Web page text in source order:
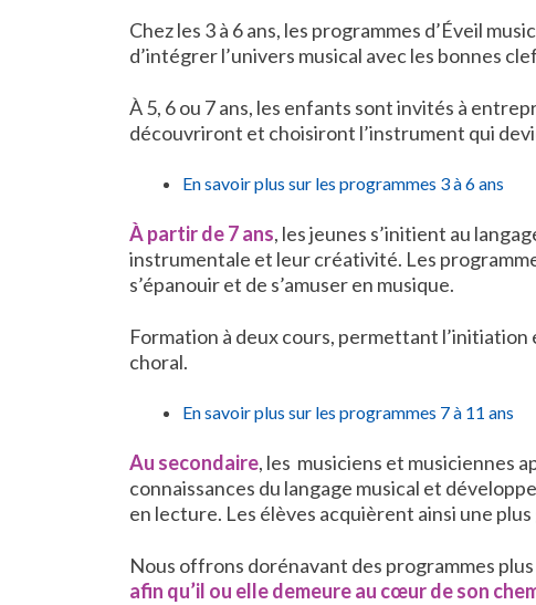
Chez les 3 à 6 ans, les programmes d’Éveil
d’intégrer l’univers musical avec les bonnes
À 5, 6 ou 7 ans, les enfants sont invités à
découvriront et choisiront l’instrument qui
En savoir plus sur les programmes 3 à 6 ans
À partir de 7 ans, les jeunes s’initient au
instrumentale et leur créativité. Les
s’épanouir et de s’amuser en musique.
Formation à deux cours, permettant l’initiation
choral.
En savoir plus sur les programmes 7 à 11 ans
Au secondaire, les musiciens et musiciennes
connaissances du langage musical et
en lecture. Les élèves acquièrent ainsi une
Nous offrons dorénavant des programmes
afin qu’il ou elle demeure au cœur de son